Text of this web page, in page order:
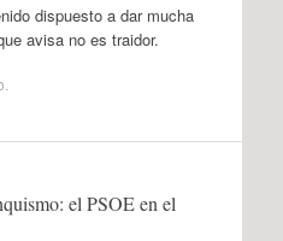
dispuesto a dar mucha
avisa no es traidor.
el PSOE en el